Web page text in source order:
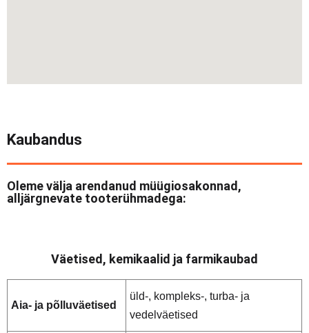
Kaubandus
Oleme välja arendanud müügiosakonnad,
alljärgnevate tooterühmadega:
Väetised, kemikaalid ja farmikaubad
Aia- ja põlluväetised
üld-, kompleks-, turba- ja
vedelväetised